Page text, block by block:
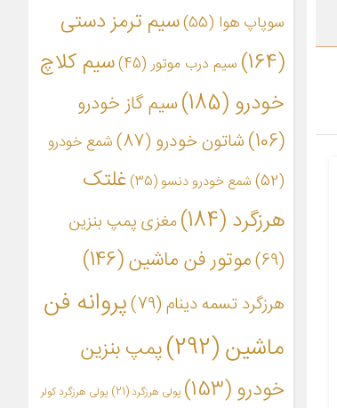
سوپاپ هوا (55)
سیم ترمز دستی
(164)
سیم درب موتور(45)
سیم کلاچ
خودرو (185)
سیم گاز خودرو
(106)
شاتون خودرو (87)
شمع خودرو
(52)
شمع خودرو دنسو (35)
غلتک
هرزگرد (184)
مغزی پمپ بنزین
(69)
موتور فن ماشین(146)
هرزگرد تسمه دینام(79)
پروانه فن
ماشین(292)
پمپ بنزین
خودرو(153) پولی هرزگرد(21) پولی هرزگرد کولر